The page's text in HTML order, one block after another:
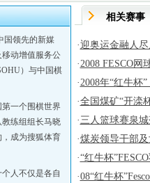
国领先的新媒
动增值服务公
）与中国棋
第一个围棋世界
练组组长马晓
成为搜狐体育
个人不仅是各自
相关赛事
·迎奥运金融人
·2008 FESCO网
·2008年“红牛杯
·全国煤矿“开滦
·三人篮球赛泉
·煤炭领导干部
·“红牛杯
·08“红牛杯